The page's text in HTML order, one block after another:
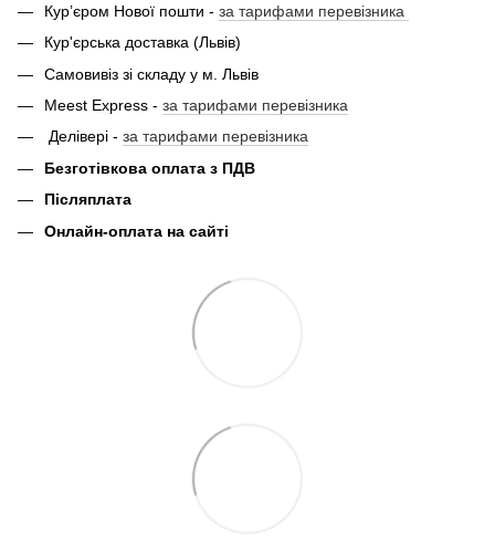
Кур’єром Нової пошти - за тарифами перевізника
Кур'єрська доставка (Львів)
Самовивіз зі складу у м. Львів
Meest Express - за тарифами перевізника
Делівері - за тарифами перевізника
Безготівкова оплата з ПДВ
Післяплата
Онлайн-оплата на сайті